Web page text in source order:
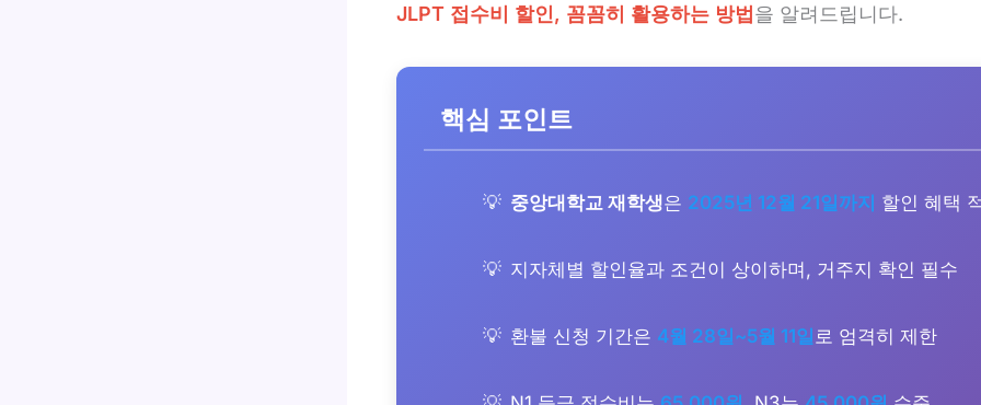
JLPT 접수비 할인, 꼼꼼히 활용하는 방법을 알려드립니다.
핵심 포인트
중앙대학교 재학생은 2025년 12월 21일까지 할인 혜택
지자체별 할인율과 조건이 상이하며, 거주지 확인 필수
환불 신청 기간은 4월 28일~5월 11일 로 엄격히 제한